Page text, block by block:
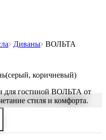
Диваны ВОЛЬТА
коричневый)
для гостиной ВОЛЬТА от
стиля и комфорта.